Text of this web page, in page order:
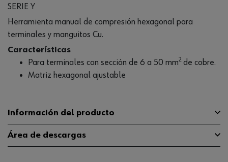
SERIE Y
Herramienta manual de compresión hexagonal para
terminales y manguitos Cu.
Características
Para terminales con sección de 6 a 50 mm2 de cobre.
Matriz hexagonal ajustable
Información del producto
Superficie Niquelado negro
Área de descargas